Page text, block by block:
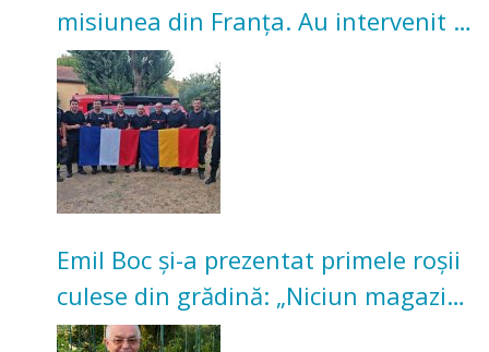
misiunea din Franța. Au intervenit la
incendii de vegetație și pădure
Emil Boc și-a prezentat primele roșii
culese din grădină: „Niciun magazin
nu poate oferi această satisfacție”